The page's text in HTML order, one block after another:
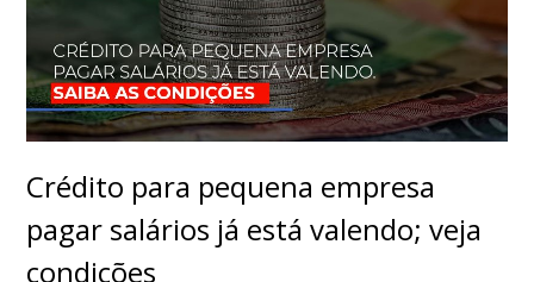
Crédito para pequena empresa
pagar salários já está valendo; veja
condições